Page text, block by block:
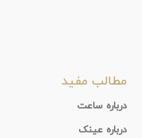
مطالب مفید
درباره ساعت
درباره عینک